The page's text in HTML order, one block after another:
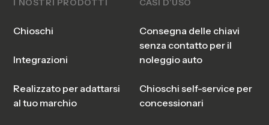
I NOSTRI PRODOTTI
Chioschi
Integrazioni
Realizzato per adattarsi
al tuo marchio
CASI D’USO
Consegna delle chiavi
senza contatto per il
noleggio auto
Chioschi self-service per
concessionari